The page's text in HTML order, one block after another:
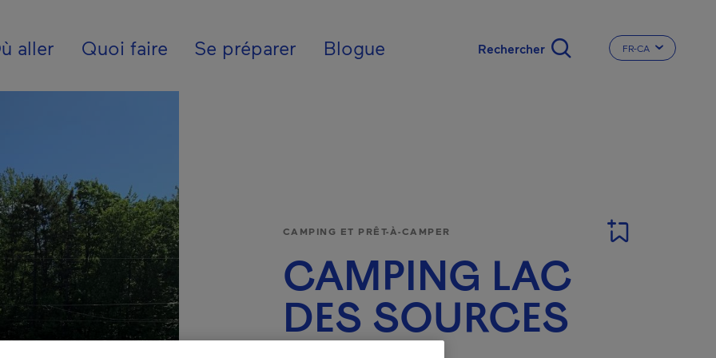
- Fr - Canada
aller Quoi faire Se préparer Blogue CHANGER LA
FR-CA
CAMPING ET PRÊT-À-CAMPER
CAMPING LAC
DES SOURCES